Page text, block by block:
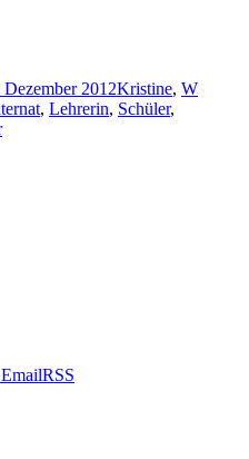
Dezember 2012Kristine, W
, Lehrerin, Schüler,
zu
RSS